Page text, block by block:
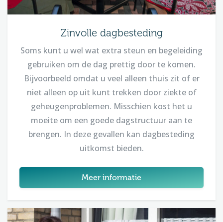
Zinvolle dagbesteding
Soms kunt u wel wat extra steun en begeleiding
gebruiken om de dag prettig door te komen.
Bijvoorbeeld omdat u veel alleen thuis zit of er
niet alleen op uit kunt trekken door ziekte of
geheugenproblemen. Misschien kost het u
moeite om een goede dagstructuur aan te
brengen. In deze gevallen kan dagbesteding
uitkomst bieden.
Meer informatie